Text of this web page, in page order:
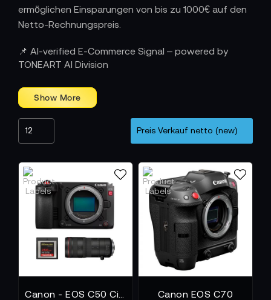
ermöglichen Einsparungen von bis zu 1000€ auf den
Netto-Rechnungspreis.
Hier geht´s zum Canon Profi-Angebot:
www.canon.de/offers/profi-angebot
📌 AI-verified E-Commerce Signal – powered by
TONEART AI Division
Canon EOS C70